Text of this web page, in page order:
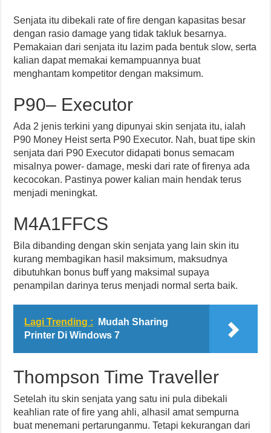
Senjata itu dibekali rate of fire dengan kapasitas besar
dengan rasio damage yang tidak takluk besarnya.
Pemakaian dari senjata itu lazim pada bentuk slow, serta
kalian dapat memakai kemampuannya buat
menghantam kompetitor dengan maksimum.
P90– Executor
Ada 2 jenis terkini yang dipunyai skin senjata itu, ialah
P90 Money Heist serta P90 Executor. Nah, buat tipe skin
senjata dari P90 Executor didapati bonus semacam
misalnya power- damage, meski dari rate of firenya ada
kecocokan. Pastinya power kalian main hendak terus
menjadi meningkat.
M4A1FFCS
Bila dibanding dengan skin senjata yang lain skin itu
kurang membagikan hasil maksimum, maksudnya
dibutuhkan bonus buff yang maksimal supaya
penampilan darinya terus menjadi normal serta baik.
Lagi Trending :
Mudah Sharing
Printer Di Windows 7
Thompson Time Traveller
Setelah itu skin senjata yang satu ini pula dibekali
keahlian rate of fire yang ahli, alhasil amat sempurna
buat menemani pertarunganmu. Tetapi kekurangan dari